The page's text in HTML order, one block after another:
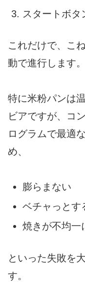
スタートボタ
これだけで、こ
動で進行します。
特に米粉パンは
ビアですが、コ
ログラムで最適
め、
膨らまない
ベチャっとす
焼きが不均一
といった失敗を
す。